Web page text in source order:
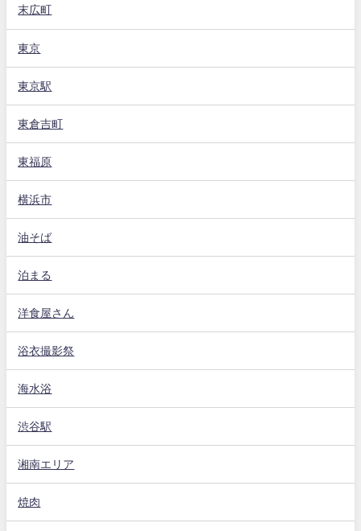
末広町
東京
東京駅
東倉吉町
東福原
横浜市
油そば
泊まる
洋食屋さん
浴衣撮影祭
海水浴
渋谷駅
湘南エリア
焼肉